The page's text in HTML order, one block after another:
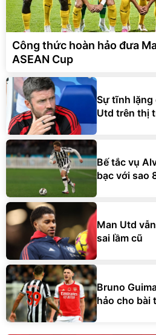
Công thức hoàn hảo đưa
ASEAN Cup
Sự tĩnh lặng
Utd trên thị
Bế tắc vụ
bạc với sao
Man Utd
sai lầm cũ
Bruno
hảo cho bài